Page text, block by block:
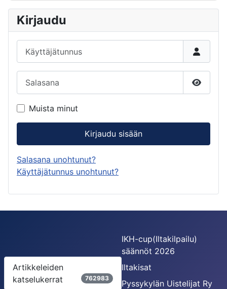
Kirjaudu
Näytä
Muista minut
Kirjaudu sisään
Salasana unohtunut?
Käyttäjätunnus unohtunut?
Artikkeleiden
katselukerrat
762983
IKH-cup(Iltakilpailu)
säännöt 2026
Iltakisat
Pyssykylän Uistelijat Ry